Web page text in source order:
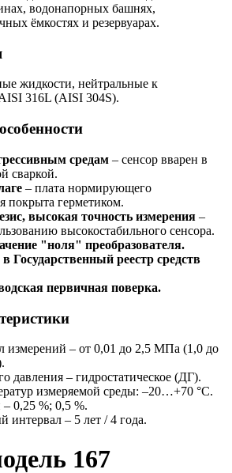
водонапорных башнях,
ёмкостях и резервуарах.
жидкости, нейтральные к
316L (AISI 304S).
средам – сенсор вварен в
сваркой.
– плата нормирующего
покрыта герметиком.
высокая точность измерения –
высокостабильного сенсора.
"ноля" преобразователя.
Государственный реестр средств
первичная поверка.
измерений – от 0,01 до 2,5 МПа (1,0 до
давления – гидростатическое (ДГ).
измеряемой среды: –20…+70 °С.
– 0,25 %; 0,5 %.
– 5 лет / 4 года.
167